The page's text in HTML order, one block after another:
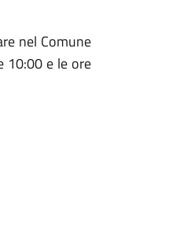
nel Comune
10:00 e le ore